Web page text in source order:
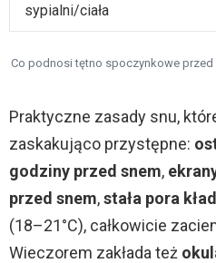
sypialni/ciała
Co podnosi tętno spoczynkowe przed
Praktyczne zasady snu,
zaskakująco przystępne:
godziny przed snem,
przed snem,stała pora
(18–21°C), całkowicie
Wieczorem zakłada też